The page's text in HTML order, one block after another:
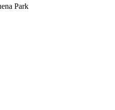
Park